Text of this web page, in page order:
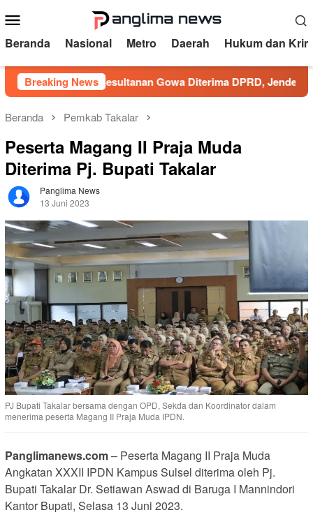
ke
kontenMobile
Beranda Nasional Metro Daerah Hukum dan
Breaking News
Kesultanan Gowa Diterima DPRD, Jenderal Lapangan
Beranda Pemkab Takalar
Peserta Magang II Praja Muda
Diterima Pj. Bupati Takalar
Panglima News
13 Juni 2023
PJ Bupati Takalar bersama dengan OPD, Sekda dan Koordinator dalam
menerima peserta Magang II Praja Muda IPDN.
Panglimanews.com– Peserta Magang II Praja Muda
Angkatan XXXII IPDN Kampus Sulsel diterima oleh Pj.
Bupati Takalar Dr. Setiawan Aswad di Baruga I Mannindori
Kantor Bupati, Selasa 13 Juni 2023.